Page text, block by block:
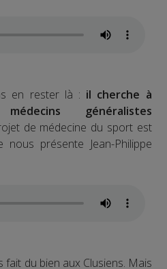
en rester là : il cherche à
généralistes
de médecine du sport est
nous présente Jean-Philippe
fait du bien aux Clusiens. Mais